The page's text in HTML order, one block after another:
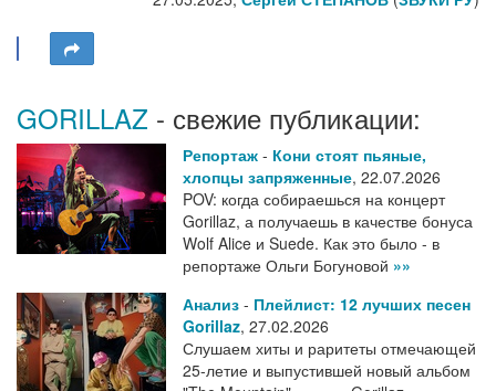
GORILLAZ - свежие публикации:
Репортаж - Кони стоят пьяные,
хлопцы запряженные, 22.07.2026
POV: когда собираешься на концерт
Gorillaz, а получаешь в качестве бонуса
Wolf Alice и Suede. Как это было - в
репортаже Ольги Богуновой »»
Анализ - Плейлист: 12 лучших песен
Gorillaz, 27.02.2026
Слушаем хиты и раритеты отмечающей
25-летие и выпустившей новый альбом